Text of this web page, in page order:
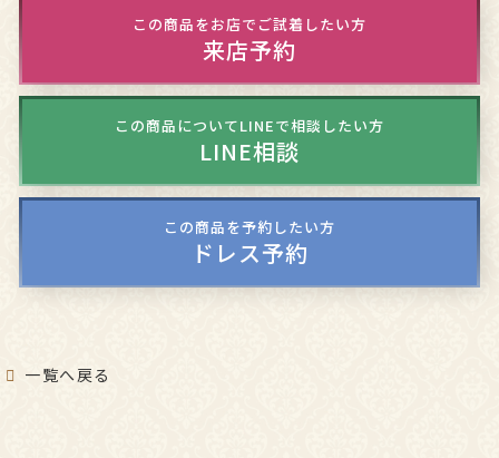
この商品をお店でご試着したい方
来店予約
この商品についてLINEで相談したい方
LINE相談
この商品を予約したい方
ドレス予約
一覧へ戻る